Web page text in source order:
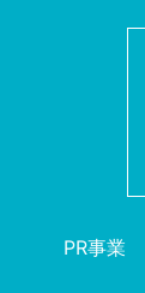
PR事業